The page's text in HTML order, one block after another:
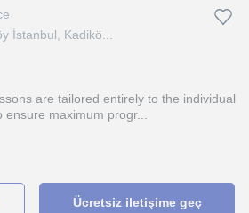
İstanbul, Kadikö...
are tailored entirely to the individual
maximum progr...
Ücretsiz iletişime geç